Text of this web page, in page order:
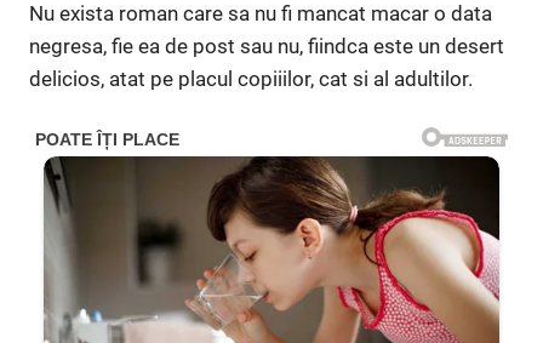
Nu exista roman care sa nu fi mancat macar o data
negresa, fie ea de post sau nu, fiindca este un desert
delicios, atat pe placul copiiilor, cat si al adultilor.